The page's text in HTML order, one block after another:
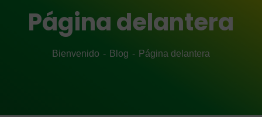
Página delantera
Bienvenido Blog Página delantera